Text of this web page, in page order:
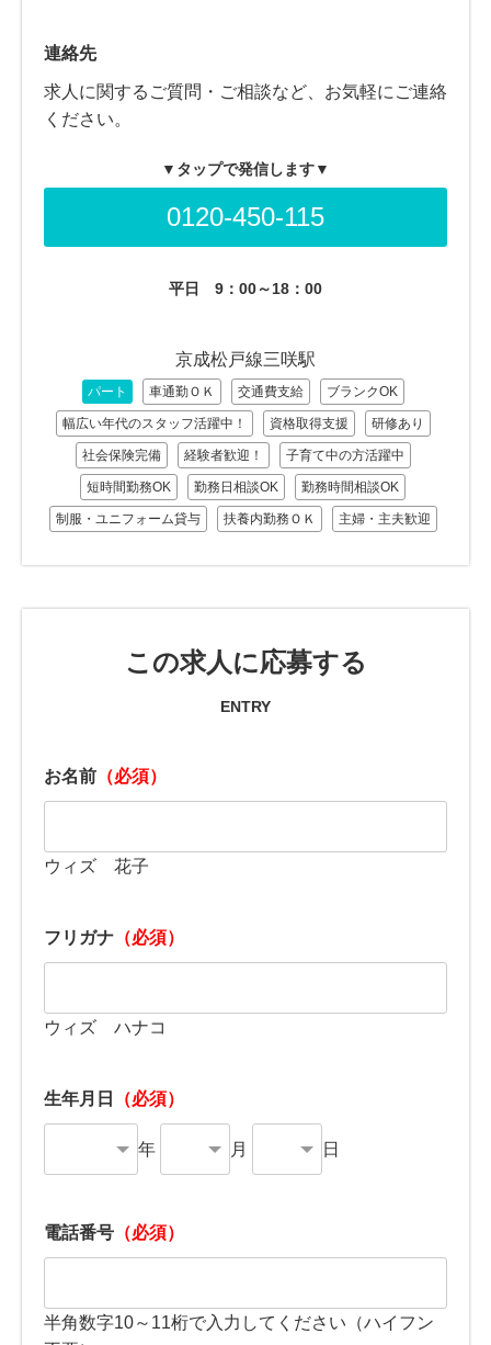
連絡先
求人に関するご質問・ご相談など、お気軽にご連絡
ください。
▼タップで発信します▼
0120-450-115
平日 9：00～18：00
京成松戸線三咲駅
パート 車通勤ＯＫ 交通費支給 ブランクOK
幅広い年代のスタッフ活躍中！ 資格取得支援 研修あり
社会保険完備 経験者歓迎！ 子育て中の方活躍中
短時間勤務OK 勤務日相談OK 勤務時間相談OK
制服・ユニフォーム貸与 扶養内勤務ＯＫ 主婦・主夫歓迎
この求人に応募する
ENTRY
お名前 （必須）
ウィズ 花子
フリガナ （必須）
ウィズ ハナコ
生年月日 （必須）
年 月 日
電話番号 （必須）
半角数字10～11桁で入力してください（ハイフン